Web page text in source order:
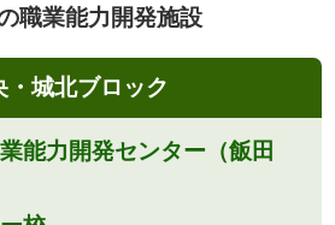
職業能力開発施設
・城北ブロック
能力開発センター（飯田